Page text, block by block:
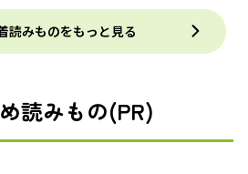
読みものをもっと見る
読みもの(PR)